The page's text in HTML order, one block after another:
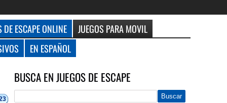
DE ESCAPE ONLINE
JUEGOS PARA MOVIL
EN ESPAÑOL
BUSCA EN JUEGOS DE ESCAPE